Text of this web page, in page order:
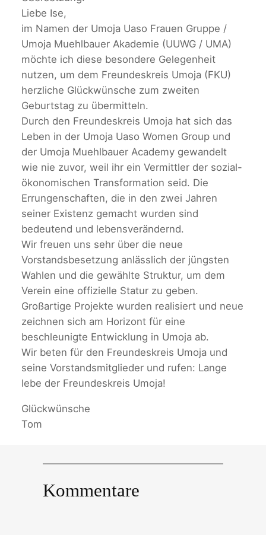
Liebe Ise,
im Namen der Umoja Uaso Frauen Gruppe /
Umoja Muehlbauer Akademie (UUWG / UMA)
möchte ich diese besondere Gelegenheit
nutzen, um dem Freundeskreis Umoja (FKU)
herzliche Glückwünsche zum zweiten
Geburtstag zu übermitteln.
Durch den Freundeskreis Umoja hat sich das
Leben in der Umoja Uaso Women Group und
der Umoja Muehlbauer Academy gewandelt
wie nie zuvor, weil ihr ein Vermittler der sozial-
ökonomischen Transformation seid. Die
Errungenschaften, die in den zwei Jahren
seiner Existenz gemacht wurden sind
bedeutend und lebensverändernd.
Wir freuen uns sehr über die neue
Vorstandsbesetzung anlässlich der jüngsten
Wahlen und die gewählte Struktur, um dem
Verein eine offizielle Statur zu geben.
Großartige Projekte wurden realisiert und neue
zeichnen sich am Horizont für eine
beschleunigte Entwicklung in Umoja ab.
Wir beten für den Freundeskreis Umoja und
seine Vorstandsmitglieder und rufen: Lange
lebe der Freundeskreis Umoja!
Glückwünsche
Tom
Kommentare